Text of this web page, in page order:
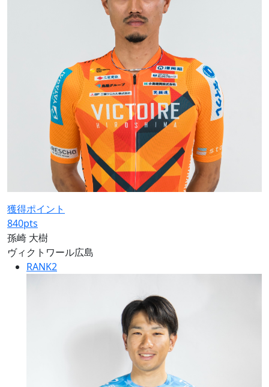
獲得ポイント
840pts
孫崎 大樹
ヴィクトワール広島
RANK2